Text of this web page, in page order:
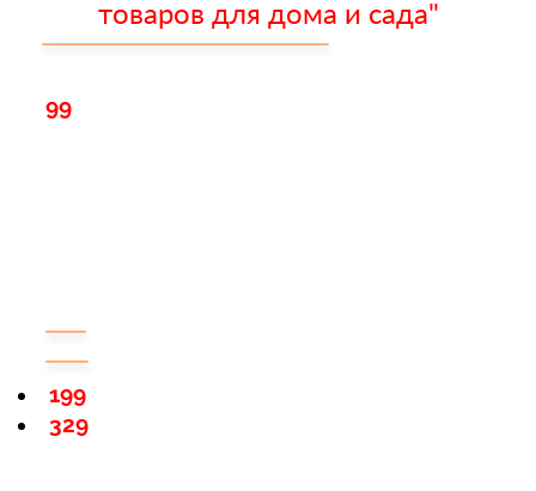
товаров для дома и сада"
99
329
199